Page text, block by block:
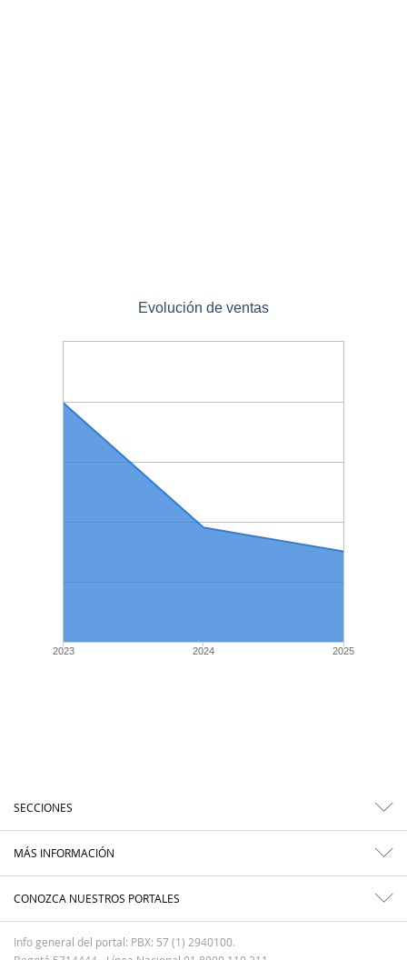
Evolución de ventas
2023 2024 2025
SECCIONES
MÁS INFORMACIÓN
CONOZCA NUESTROS PORTALES
Info general del portal: PBX: 57 (1) 2940100.